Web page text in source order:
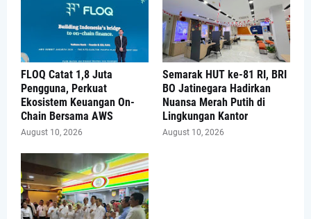
FLOQ Catat 1,8 Juta
Pengguna, Perkuat
Ekosistem Keuangan On-
Chain Bersama AWS
August 10, 2026
Semarak HUT ke-81 RI, BRI
BO Jatinegara Hadirkan
Nuansa Merah Putih di
Lingkungan Kantor
August 10, 2026